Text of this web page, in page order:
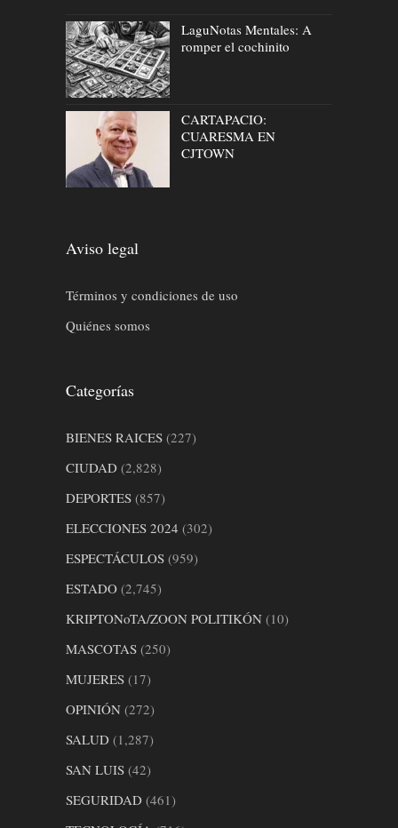
LaguNotas Mentales: A
romper el cochinito
CARTAPACIO:
CUARESMA EN
CJTOWN
Aviso legal
Términos y condiciones de uso
Quiénes somos
Categorías
BIENES RAICES (227)
CIUDAD (2,828)
DEPORTES (857)
ELECCIONES 2024 (302)
ESPECTÁCULOS (959)
ESTADO (2,745)
KRIPTONoTA/ZOON POLITIKÓN (10)
MASCOTAS (250)
MUJERES (17)
OPINIÓN (272)
SALUD (1,287)
SAN LUIS (42)
SEGURIDAD (461)